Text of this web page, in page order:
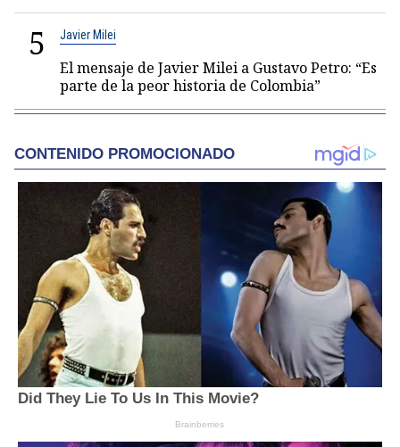
5 Javier Milei
El mensaje de Javier Milei a Gustavo Petro: “Es
parte de la peor historia de Colombia”